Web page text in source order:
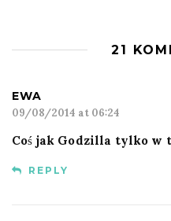
21
EWA
09/08/2014 at 06:24
Coś jak Godzilla tylko w
REPLY